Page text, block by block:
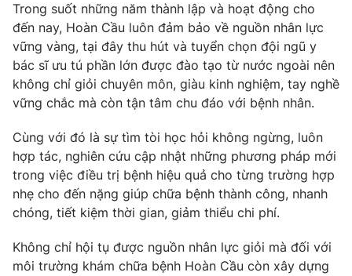
Video Shorts video
VTV Money VTV Thể thao
VTV Sức khoẻ Bất động sản
Thị trường 24h Tấm lòng Việt
VTV4 Vươn mình bằng AI
VTV9 VTV8
Trong suốt những năm thành lập và hoạt động cho
đến nay, Hoàn Cầu luôn đảm bảo về nguồn nhân lực
vững vàng, tại đây thu hút và tuyển chọn đội ngũ y
bác sĩ ưu tú phần lớn được đào tạo từ nước ngoài nên
không chỉ giỏi chuyên môn, giàu kinh nghiệm, tay nghề
vững chắc mà còn tận tâm chu đáo với bệnh nhân.
Cùng với đó là sự tìm tòi học hỏi không ngừng, luôn
hợp tác, nghiên cứu cập nhật những phương pháp mới
trong việc điều trị bệnh hiệu quả cho từng trường hợp
nhẹ cho đến nặng giúp chữa bệnh thành công, nhanh
chóng, tiết kiệm thời gian, giảm thiểu chi phí.
Không chỉ hội tụ được nguồn nhân lực giỏi mà đối với
môi trường khám chữa bệnh Hoàn Cầu còn xây dựng